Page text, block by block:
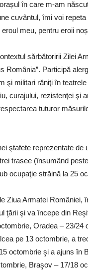
în care m-am
cuvântul, îmi voi
meu, pentru eroii
sărbătoririi Zilei
România”. Participă
şi militari răniţi în
curajului, rezistenţei şi
tuturor
ştafete reprezentate de
trasee (însumând
ocupaţie străină la 25
Ziua Armatei României,
ţării şi va începe din
Oradea – 23/
pe 13 octombrie, a
octombrie şi a ajuns în
Braşov – 17/18